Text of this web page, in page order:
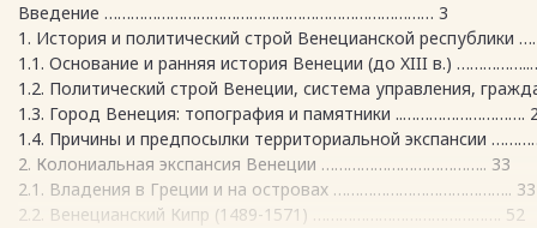
Введение ………………………………………………………………… 3
1. История и политический строй Венецианской республики
1.1. Основание и ранняя история Венеции (до XIII в.)
1.2. Политический строй Венеции, система управления,
1.3. Город Венеция: топография и памятники ..……………………….
1.4. Причины и предпосылки территориальной экспансии
2. Колониальная экспансия Венеции ……………………………….. 33
2.1. Владения в Греции и на островах ………………………………….. 33
2.2. Венецианский Кипр (1489-1571) ……………………………………. 52